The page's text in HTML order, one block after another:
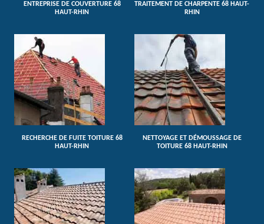
ENTREPRISE DE COUVERTURE 68
HAUT-RHIN
TRAITEMENT DE CHARPENTE 68 HAUT-
RHIN
RECHERCHE DE FUITE TOITURE 68
HAUT-RHIN
NETTOYAGE ET DÉMOUSSAGE DE
TOITURE 68 HAUT-RHIN